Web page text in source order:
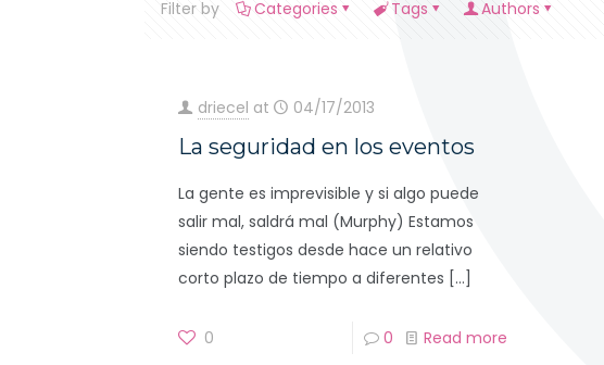
Filter by Categories Tags Authors
driecel at 04/17/2013
La seguridad en los eventos
La gente es imprevisible y si algo puede
salir mal, saldrá mal (Murphy) Estamos
siendo testigos desde hace un relativo
corto plazo de tiempo a diferentes […]
0 0 Read more